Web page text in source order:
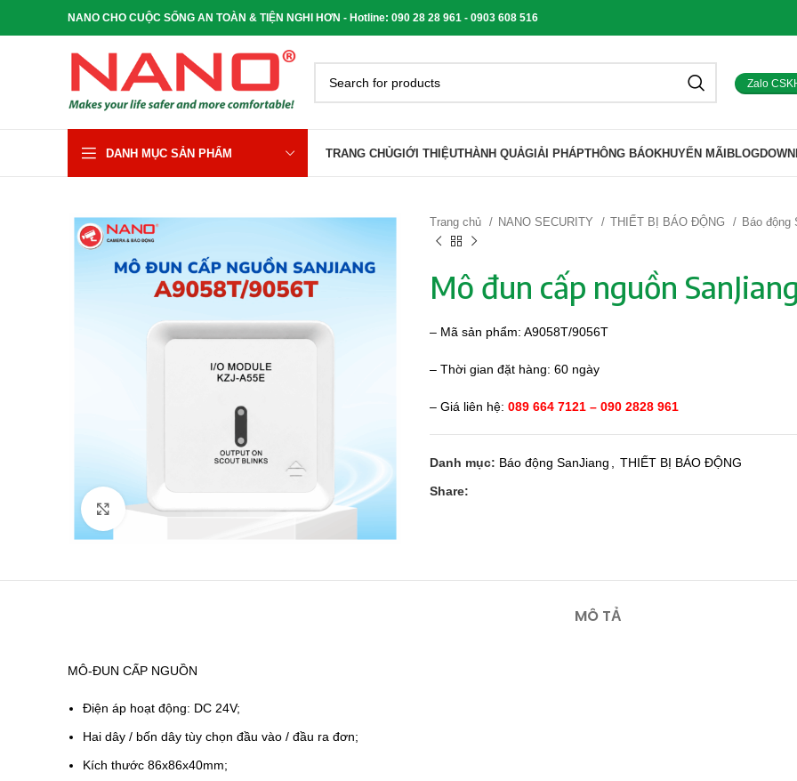
NANO CHO CUỘC SỐNG AN TOÀN & TIỆN NGHI HƠN - Hotline: 090 28 28 961 - 0903 608 516
Zalo
DANH MỤC SẢN PHẨM TRANG CHỦGIỚI THIỆUTHÀNH QUẢGIẢI PHÁPTHÔNG BÁOKHUYẾN MÃIBLOG
Click to enlarge
Trang chủ NANO SECURITY THIẾT BỊ BÁO ĐỘNG Báo động
Mô đun cấp nguồn
– Mã sản phẩm: A9058T/9056T
– Thời gian đặt hàng: 60 ngày
– Giá liên hệ:089 664 7121 – 090 2828 961
Danh mục: Báo động SanJiang
THIẾT BỊ BÁO ĐỘNG
Share:
MÔ TẢ
MÔ-ĐUN CẤP NGUỒN
Điện áp hoạt động: DC 24V;
Hai dây / bốn dây tùy chọn đầu vào / đầu ra đơn;
Kích thước 86x86x40mm;